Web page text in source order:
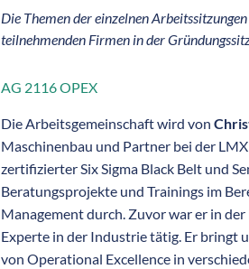
Die Themen der einzelnen
teilnehmenden Firmen in der
AG 2116 OPEX
Die Arbeitsgemeinschaft wird von
Maschinenbau und Partner bei der
zertifizierter Six Sigma Black Belt und
Beratungsprojekte und Trainings im
Management durch. Zuvor war er in
Experte in der Industrie tätig. Er bringt
von Operational Excellence in